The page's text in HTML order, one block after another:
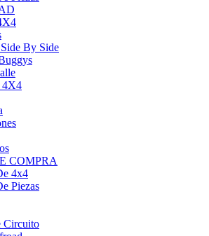
By Side
4X4
COMPRA
4x4
Piezas
Circuito